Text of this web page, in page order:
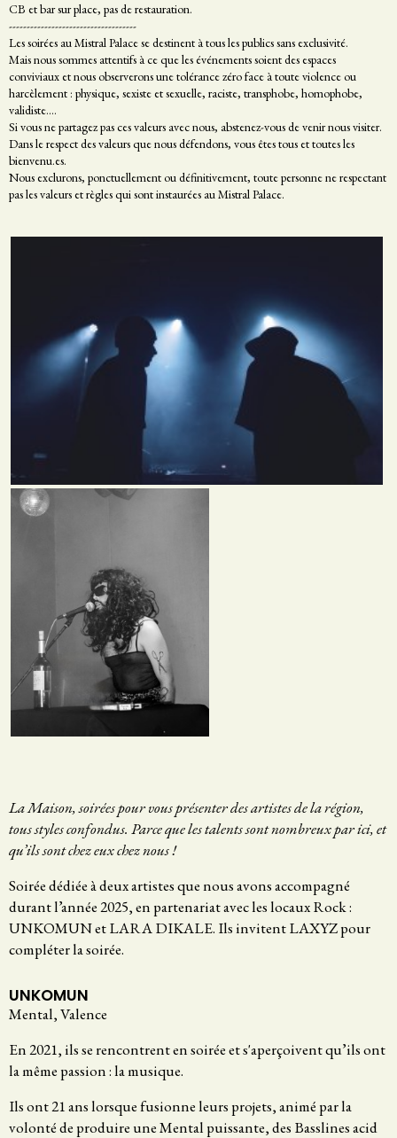
CB et bar sur place, pas de restauration.
------------------------------------
Les soirées au Mistral Palace se destinent à tous les publics sans exclusivité.
Mais nous sommes attentifs à ce que les événements soient des espaces
conviviaux et nous observerons une tolérance zéro face à toute violence ou
harcèlement : physique, sexiste et sexuelle, raciste, transphobe, homophobe,
validiste....
Si vous ne partagez pas ces valeurs avec nous, abstenez-vous de venir nous visiter.
Dans le respect des valeurs que nous défendons, vous êtes tous et toutes les
bienvenu.es.
Nous exclurons, ponctuellement ou définitivement, toute personne ne respectant
pas les valeurs et règles qui sont instaurées au Mistral Palace.
La Maison, soirées pour vous présenter des artistes de la région,
tous styles confondus. Parce que les talents sont nombreux par ici, et
qu’ils sont chez eux chez nous !
Soirée dédiée à deux artistes que nous avons accompagné
durant l’année 2025, en partenariat avec les locaux Rock :
UNKOMUN et LARA DIKALE. Ils invitent LAXYZ pour
compléter la soirée.
UNKOMUN
Mental, Valence
En 2021, ils se rencontrent en soirée et s'aperçoivent qu’ils ont
la même passion : la musique.
Ils ont 21 ans lorsque fusionne leurs projets, animé par la
volonté de produire une Mental puissante, des Basslines acid